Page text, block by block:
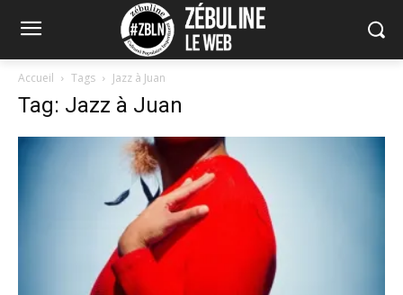
Accueil Tags Jazz à Juan
Tag: Jazz à Juan